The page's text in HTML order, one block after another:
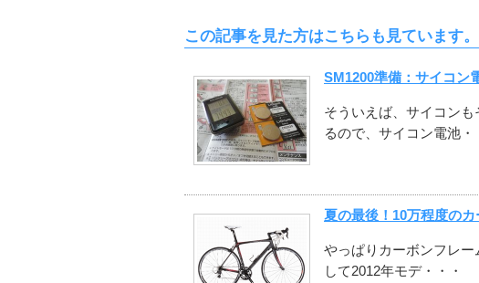
この記事を見た方はこちらも見ています。
SM1200準備：サイコン
そういえば、サイコン
るので、サイコン電池・
夏の最後！10万程度のカ
やっぱりカーボンフレ
して2012年モデ・・・